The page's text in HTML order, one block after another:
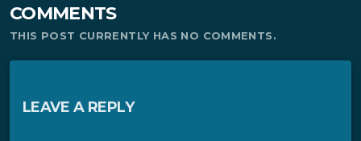
COMMENTS
THIS POST CURRENTLY HAS NO COMMENTS.
LEAVE A REPLY